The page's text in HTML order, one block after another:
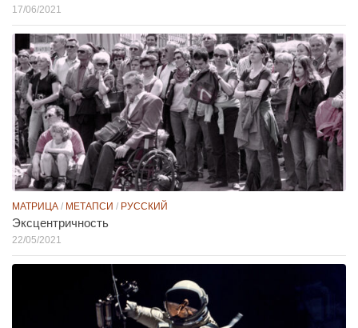
17/06/2021
МАТРИЦА / МЕТАПСИ / РУССКИЙ
Эксцентричность
22/05/2021